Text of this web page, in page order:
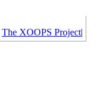
The XOOPS Project|